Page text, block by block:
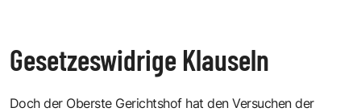
Gesetzeswidrige Klauseln
Doch der Oberste Gerichtshof hat den Versuchen der